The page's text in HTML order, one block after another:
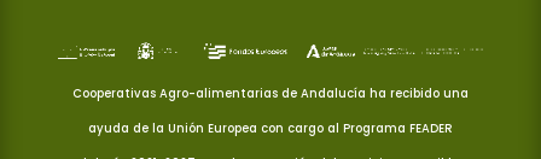
Cooperativas Agro-alimentarias de Andalucía ha recibido una
ayuda de la Unión Europea con cargo al Programa FEADER